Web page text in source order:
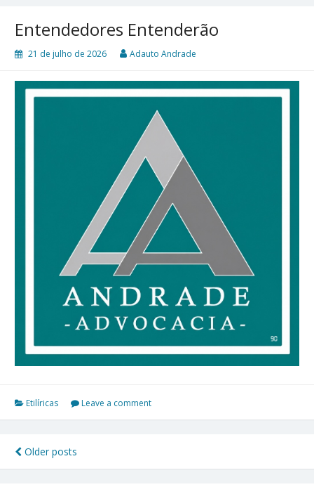
Entendedores Entenderão
21 de julho de 2026 Adauto Andrade
Etilíricas Leave a comment
Navegação
Older posts